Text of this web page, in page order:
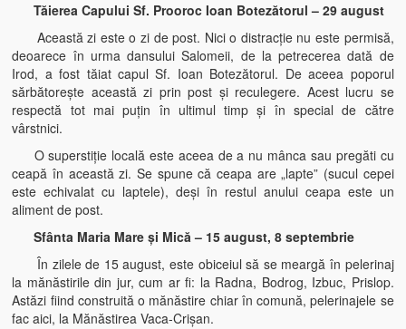
Tăierea Capului Sf. Prooroc Ioan Botezătorul – 29 august
Această zi este o zi de post. Nici o distracţie nu este permisă,
deoarece în urma dansului Salomeii, de la petrecerea dată de
Irod, a fost tăiat capul Sf. Ioan Botezătorul. De aceea poporul
sărbătoreşte această zi prin post şi reculegere. Acest lucru se
respectă tot mai puţin în ultimul timp şi în special de către
vârstnici.
O superstiţie locală este aceea de a nu mânca sau pregăti cu
ceapă în această zi. Se spune că ceapa are „lapte” (sucul cepei
este echivalat cu laptele), deşi în restul anului ceapa este un
aliment de post.
Sfânta Maria Mare şi Mică – 15 august, 8 septembrie
În zilele de 15 august, este obiceiul să se meargă în pelerinaj
la mănăstirile din jur, cum ar fi: la Radna, Bodrog, Izbuc, Prislop.
Astăzi fiind construită o mănăstire chiar în comună, pelerinajele se
fac aici, la Mănăstirea Vaca-Crişan.